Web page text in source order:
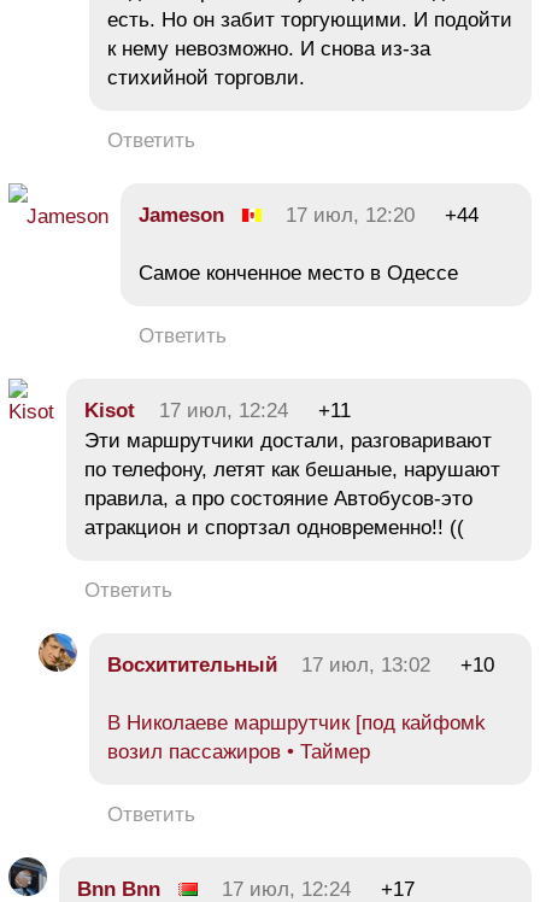
есть. Но он забит торгующими. И подойти
к нему невозможно. И снова из-за
стихийной торговли.
Ответить
Jameson 17 июл, 12:20 +44
Самое конченное место в Одессе
Ответить
Kisot 17 июл, 12:24
+11
Эти маршрутчики достали, разговаривают
по телефону, летят как бешаные, нарушают
правила, а про состояние Автобусов-это
атракцион и спортзал одновременно!! ((
Ответить
Восхитительный 17 июл, 13:02 +10
В Николаеве маршрутчик [под кайфомk
возил пассажиров • Таймер
Ответить
Bnn Bnn 17 июл, 12:24
+17